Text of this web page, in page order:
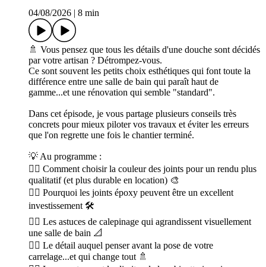
04/08/2026 8 min
🚿 Vous pensez que tous les détails d'une douche sont décidés
par votre artisan ? Détrompez-vous.
Ce sont souvent les petits choix esthétiques qui font toute la
différence entre une salle de bain qui paraît haut de
gamme...et une rénovation qui semble "standard".
Dans cet épisode, je vous partage plusieurs conseils très
concrets pour mieux piloter vos travaux et éviter les erreurs
que l'on regrette une fois le chantier terminé.
💡 Au programme :
👉🏻 Comment choisir la couleur des joints pour un rendu plus
qualitatif (et plus durable en location) 🎨
👉🏻 Pourquoi les joints époxy peuvent être un excellent
investissement 🛠️
👉🏻 Les astuces de calepinage qui agrandissent visuellement
une salle de bain 📐
👉🏻 Le détail auquel penser avant la pose de votre
carrelage...et qui change tout 🚿